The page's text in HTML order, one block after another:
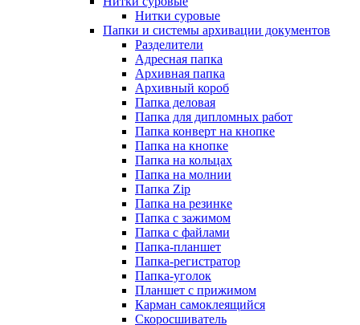
Нитки суровые
Папки и системы архивации документов
Разделители
Адресная папка
Архивная папка
Архивный короб
Папка деловая
Папка для дипломных работ
Папка конверт на кнопке
Папка на кнопке
Папка на кольцах
Папка на молнии
Папка Zip
Папка на резинке
Папка с зажимом
Папка с файлами
Папка-планшет
Папка-регистратор
Папка-уголок
Планшет с прижимом
Карман самоклеящийся
Скоросшиватель